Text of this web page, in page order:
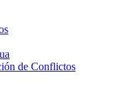
de Conflictos